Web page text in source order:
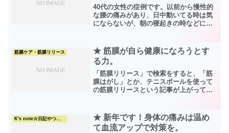
40代の女性の症例です。以前から慢性的
な腰の痛みがあり、日中動いてる時は気
にならないが、朝の寝起きの時などに腰
あるというお話。うかつに急に動こうと
するとギックリ腰になり...
筋膜ケア・筋膜リリース
★ 筋膜が自ら健康になろうとす
る力。
「筋膜リリース」で検索をすると、「筋
膜はがし」とか、テニスボールを使って
の筋膜リリースという記事が上がってい
ルをあててほぐすなどの健康法が紹介さ
れています。しかし、痛み...
K's note☆日記やつぶやき
★ 新年です！身体の痛みは温め
て血流アップで対策を。